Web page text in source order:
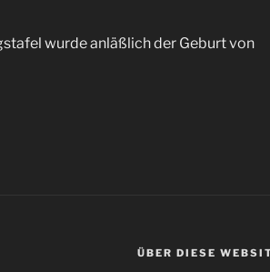
wurde anläßlich der Geburt von
ÜBER DIESE